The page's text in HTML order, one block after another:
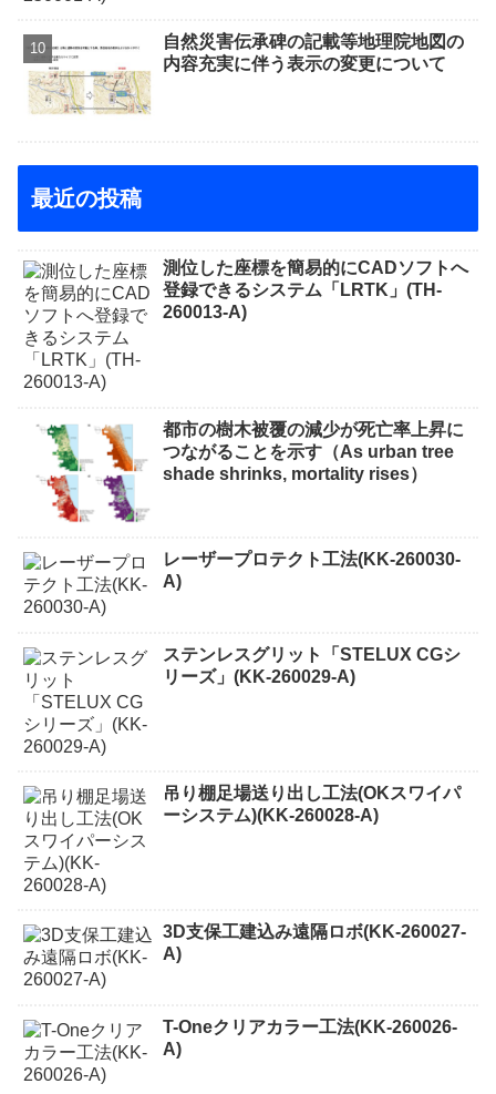
自然災害伝承碑の記載等地理院地図の
内容充実に伴う表示の変更について
最近の投稿
測位した座標を簡易的にCADソフトへ
登録できるシステム「LRTK」(TH-
260013-A)
都市の樹木被覆の減少が死亡率上昇に
つながることを示す（As urban tree
shade shrinks, mortality rises）
レーザープロテクト⼯法(KK-260030-
A)
ステンレスグリット「STELUX CGシ
リーズ」(KK-260029-A)
吊り棚足場送り出し工法(OKスワイパ
ーシステム)(KK-260028-A)
3D支保工建込み遠隔ロボ(KK-260027-
A)
T-Oneクリアカラー工法(KK-260026-
A)